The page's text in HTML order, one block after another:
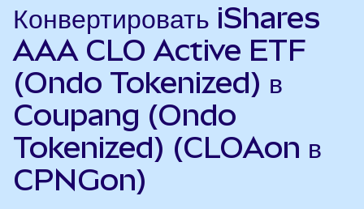
Конвертировать iShares
AAA CLO Active ETF
(Ondo Tokenized) в
Coupang (Ondo
Tokenized) (CLOAon в
CPNGon)